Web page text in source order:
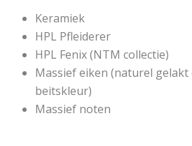
Keramiek
HPL Pfleiderer
HPL Fenix (NTM collectie)
Massief eiken (naturel
beitskleur)
Massief noten